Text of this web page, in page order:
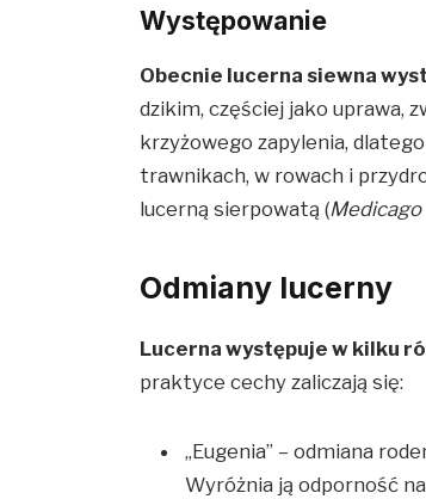
Występowanie
Obecnie lucerna siewna
dzikim, częściej jako uprawa,
krzyżowego zapylenia,
trawnikach, w rowach i
lucerną sierpowatą (
Odmiany lucerny
Lucerna występuje w kilku
praktyce cechy zaliczają się:
„Eugenia” – odmiana
Wyróżnia ją odporność